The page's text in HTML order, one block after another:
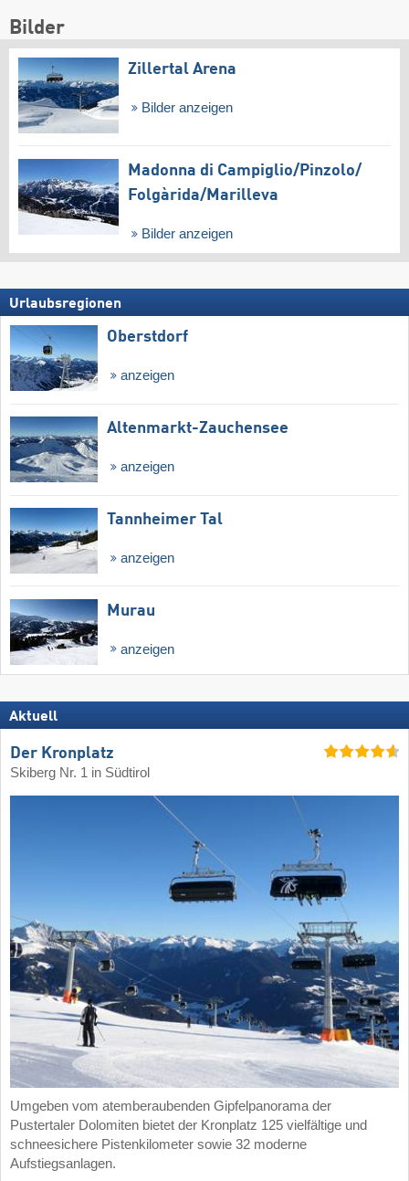
Bilder
Zillertal Arena
Bilder anzeigen
Madonna di Campiglio/​Pinzolo/​
Folgàrida/​Marilleva
Bilder anzeigen
Urlaubsregionen
Oberstdorf
anzeigen
Altenmarkt-Zauchensee
anzeigen
Tannheimer Tal
anzeigen
Murau
anzeigen
Aktuell
Der Kronplatz
Skiberg Nr. 1 in Südtirol
Umgeben vom atemberaubenden Gipfelpanorama der
Pustertaler Dolomiten bietet der Kronplatz 125 vielfältige und
schneesichere Pistenkilometer sowie 32 moderne
Aufstiegsanlagen.